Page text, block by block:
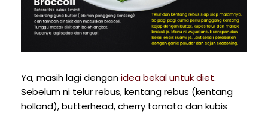
Ya, masih lagi denganidea bekal untuk diet.
Sebelum ni telur rebus, kentang rebus (kentang
holland), butterhead, cherry tomato dan kubis